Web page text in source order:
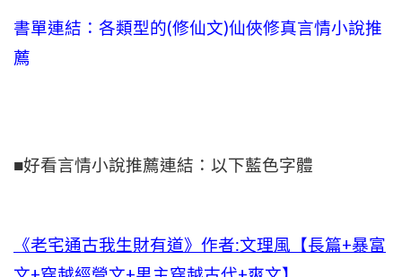
書單連結：各類型的(修仙文)仙俠修真言情小說推
薦
■好看言情小說推薦連結：以下藍色字體
《老宅通古我生財有道》作者:文理風【長篇+暴富